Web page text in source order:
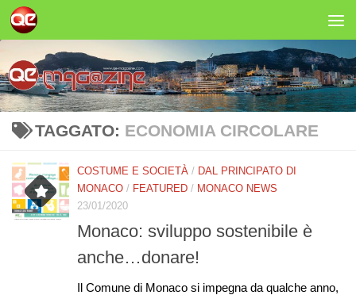
Salta al contenuto
TAGGATO: ECONOMIA CIRCOLARE
COSTUME E SOCIETÀ / DAL PRINCIPATO DI
MONACO / FEATURED / MONACO NEWS
23/01/2020
Monaco: sviluppo sostenibile è
anche…donare!
Il Comune di Monaco si impegna da qualche anno,